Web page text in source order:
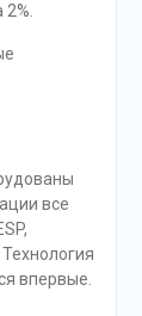
2%.
все
впервые.